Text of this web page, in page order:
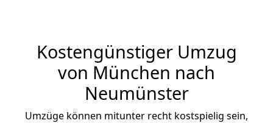
Kostengünstiger Umzug
von München nach
Neumünster
Umzüge können mitunter recht kostspielig sein,